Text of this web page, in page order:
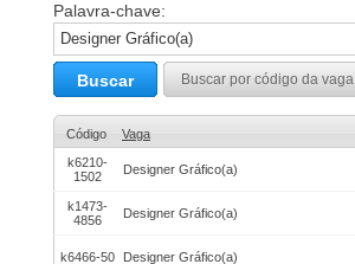
Palavra-chave:
Buscar Buscar por código da vaga
Código Vaga
k6210-
1502
Designer Gráfico(a)
k1473-
4856
Designer Gráfico(a)
k6466-50 Designer Gráfico(a)